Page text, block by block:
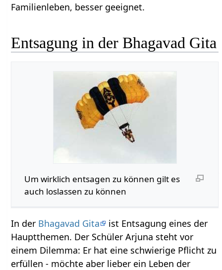
Familienleben, besser geeignet.
Entsagung in der Bhagavad Gita
Um wirklich entsagen zu können gilt es
auch loslassen zu können
In der Bhagavad Gita
ist Entsagung eines der
Hauptthemen. Der Schüler Arjuna steht vor
einem Dilemma: Er hat eine schwierige Pflicht zu
erfüllen - möchte aber lieber ein Leben der